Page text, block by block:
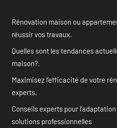
Rénovation maison ou
réussir vos travaux.
Quelles sont les tendances
maison?.
Maximisez l’efficacité de votre
experts.
Conseils experts pour
solutions professionnelles